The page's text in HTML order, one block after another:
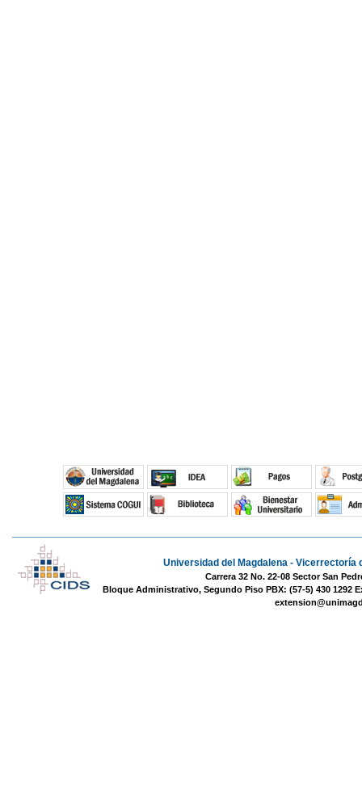
Universidad del Magdalena - Vicerrectoría
Carrera 32 No. 22-08 Sector San
Bloque Administrativo, Segundo Piso PBX: (57-5) 430 1292